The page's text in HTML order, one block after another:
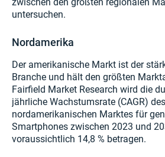
untersuchen.
Nordamerika
Der amerikanische Markt ist der
Branche und hält den größten
Fairfield Market Research wird die
jährliche Wachstumsrate (CAGR) des
nordamerikanischen Marktes für
Smartphones zwischen 2023 und
voraussichtlich 14,8 % betragen.